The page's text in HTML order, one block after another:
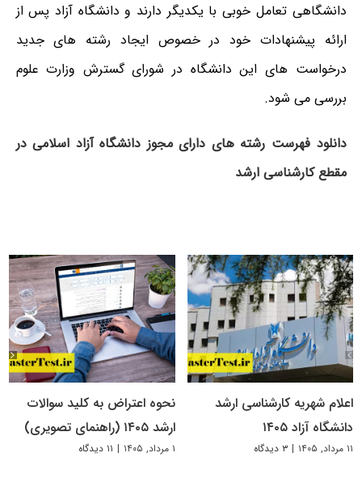
دانشگاهی تعامل خوبی با یکدیگر دارند و دانشگاه آزاد پس از
ارائه پیشنهادات خود در خصوص ایجاد رشته های جدید
درخواست های این دانشگاه در شورای گسترش وزارت علوم
بررسی می شود.
دانلود فهرست رشته های دارای مجوز دانشگاه آزاد اسلامی در
مقطع کارشناسی ارشد
اعلام شهریه کارشناسی ارشد
دانشگاه آزاد ۱۴۰۵
۱۱ مرداد, ۱۴۰۵ | ۳ دیدگاه
نحوه اعتراض به کلید سوالات
ارشد ۱۴۰۵ (راهنمای تصویری)
۱ مرداد, ۱۴۰۵ | ۱۱ دیدگاه